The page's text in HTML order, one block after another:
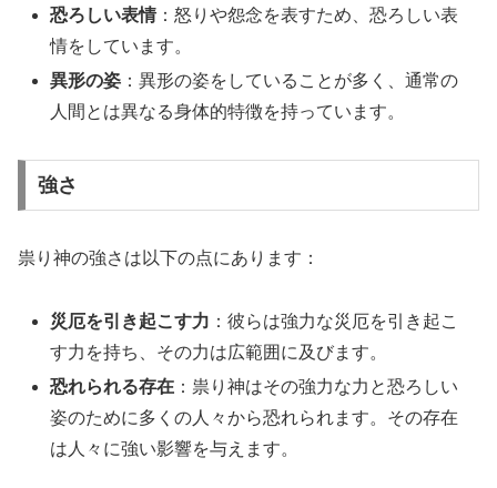
恐ろしい表情：怒りや怨念を表すため、恐ろしい表
情をしています。
異形の姿 ：異形の姿をしていることが多く、通常の
人間とは異なる身体的特徴を持っています。
強さ
祟り神の強さは以下の点にあります：
災厄を引き起こす力 ：彼らは強力な災厄を引き起こ
す力を持ち、その力は広範囲に及びます。
恐れられる存在 ：祟り神はその強力な力と恐ろしい
姿のために多くの人々から恐れられます。その存在
は人々に強い影響を与えます。